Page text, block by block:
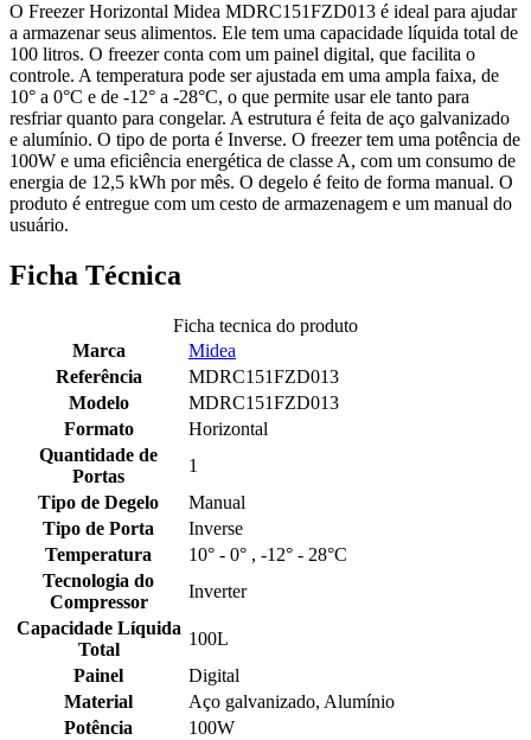
O Freezer Horizontal Midea MDRC151FZD013 é ideal para ajudar
a armazenar seus alimentos. Ele tem uma capacidade líquida total de
100 litros. O freezer conta com um painel digital, que facilita o
controle. A temperatura pode ser ajustada em uma ampla faixa, de
10° a 0°C e de -12° a -28°C, o que permite usar ele tanto para
resfriar quanto para congelar. A estrutura é feita de aço galvanizado
e alumínio. O tipo de porta é Inverse. O freezer tem uma potência de
100W e uma eficiência energética de classe A, com um consumo de
energia de 12,5 kWh por mês. O degelo é feito de forma manual. O
produto é entregue com um cesto de armazenagem e um manual do
usuário.
Ficha Técnica
Ficha tecnica do produto
Marca
Midea
Referência
MDRC151FZD013
Modelo
MDRC151FZD013
Formato
Horizontal
Quantidade de
Portas
1
Tipo de Degelo
Manual
Tipo de Porta
Inverse
Temperatura
10° - 0° , -12° - 28°C
Tecnologia do
Compressor
Inverter
Capacidade Líquida
Total
100L
Painel
Digital
Material
Aço galvanizado, Alumínio
Potência
100W